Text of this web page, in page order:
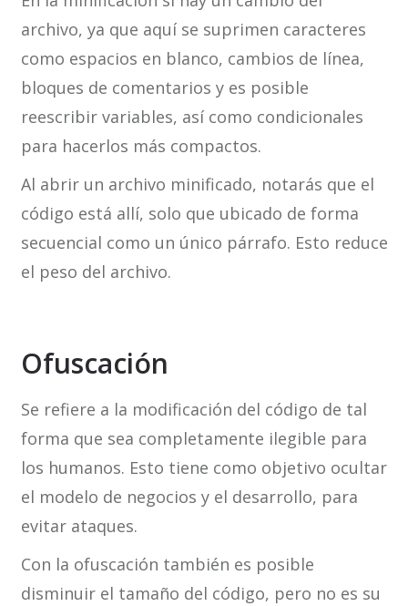
archivo, ya que aquí se suprimen caracteres
como espacios en blanco, cambios de línea,
bloques de comentarios y es posible
reescribir variables, así como condicionales
para hacerlos más compactos.
Al abrir un archivo minificado, notarás que el
código está allí, solo que ubicado de forma
secuencial como un único párrafo. Esto reduce
el peso del archivo.
Ofuscación
Se refiere a la modificación del código de tal
forma que sea completamente ilegible para
los humanos. Esto tiene como objetivo ocultar
el modelo de negocios y el desarrollo, para
evitar ataques.
Con la ofuscación también es posible
disminuir el tamaño del código, pero no es su